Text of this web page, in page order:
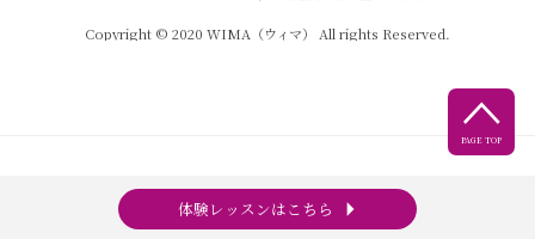
体験レッスンはこちら arrow_right

PAGE TOP
Copyright © 2020 WIMA（ウィマ） All rights Reserved.